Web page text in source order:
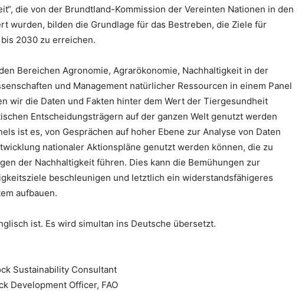
die von der Brundtland-Kommission der Vereinten Nationen in den
wurden, bilden die Grundlage für das Bestreben, die Ziele für
2030 zu erreichen.
Bereichen Agronomie, Agrarökonomie, Nachhaltigkeit in der
und Management natürlicher Ressourcen in einem Panel
wir die Daten und Fakten hinter dem Wert der Tiergesundheit
Entscheidungsträgern auf der ganzen Welt genutzt werden
ist es, von Gesprächen auf hoher Ebene zur Analyse von Daten
nationaler Aktionspläne genutzt werden können, die zu
der Nachhaltigkeit führen. Dies kann die Bemühungen zur
beschleunigen und letztlich ein widerstandsfähigeres
aufbauen.
ist. Es wird simultan ins Deutsche übersetzt.
Sustainability Consultant
Development Officer, FAO